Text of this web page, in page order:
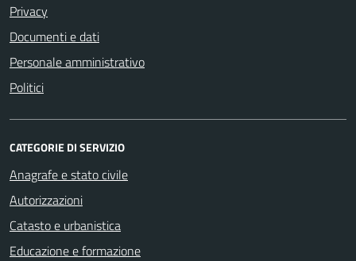
Privacy
Documenti e dati
Personale amministrativo
Politici
CATEGORIE DI SERVIZIO
Anagrafe e stato civile
Autorizzazioni
Catasto e urbanistica
Educazione e formazione